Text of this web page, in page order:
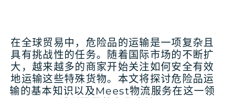
在全球贸易中，危险品的运输是一项复杂且
具有挑战性的任务。随着国际市场的不断扩
大，越来越多的商家开始关注如何安全有效
地运输这些特殊货物。本文将探讨危险品运
输的基本知识以及Meest物流服务在这一领